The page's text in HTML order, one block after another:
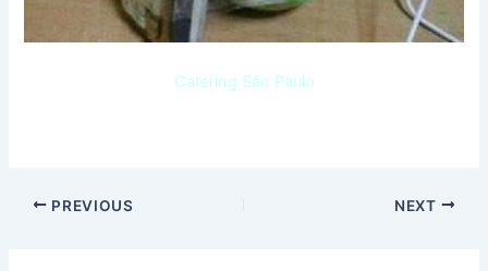
Catering São Paulo
PREVIOUS NEXT